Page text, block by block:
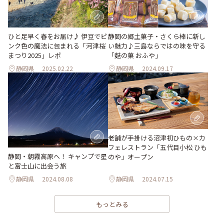
ひと足早く春をお届け♪ 伊豆でピ
ンク色の魔法に包まれる「河津桜
まつり2025」レポ
静岡県 2025.02.22
静岡の郷土菓子・さくら棒に新し
い魅力♪三島ならではの味を守る
「麩の菓 おふや」
静岡県 2024.09.17
静岡・朝霧高原へ！ キャンプで星
と富士山に出会う旅
静岡県 2024.08.08
老舗が手掛ける沼津初ひもの×カ
フェレストラン「五代目小松 ひも
のや」オープン
静岡県 2024.07.15
もっとみる